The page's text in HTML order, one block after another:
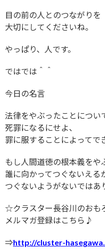
目の前の人とのつながりを
大切にしてくださいね。
やっぱり、人です。
ではでは＾＾
今日の名言
法律をやぶったことについ
死罪になるにせよ、
罪に服することによってで
もし人間道徳の根本義をや
誰に向かってつぐないえる
つぐないようがないではあ
☆クラスター長谷川のおも
メルマガ登録はこちら♪
⇒http://cluster-